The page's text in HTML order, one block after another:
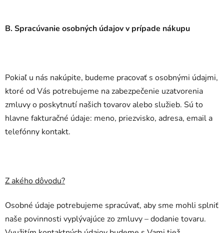
B. Spracúvanie osobných údajov v prípade nákupu
Pokiaľ u nás nakúpite, budeme pracovať s osobnými údajmi,
ktoré od Vás potrebujeme na zabezpečenie uzatvorenia
zmluvy o poskytnutí našich tovarov alebo služieb. Sú to
hlavne fakturačné údaje: meno, priezvisko, adresa, email a
telefónny kontakt.
Z akého dôvodu?
Osobné údaje potrebujeme spracúvať, aby sme mohli splniť
naše povinnosti vyplývajúce zo zmluvy – dodanie tovaru.